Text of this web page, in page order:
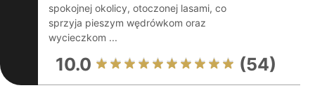
spokojnej okolicy, otoczonej lasami, co
sprzyja pieszym wędrówkom oraz
wycieczkom ...
10.0 (54)